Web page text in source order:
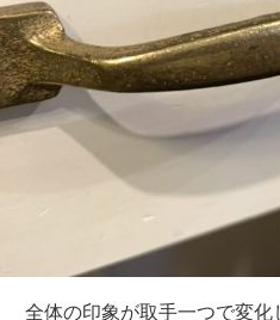
全体の印象が取手一つで変化